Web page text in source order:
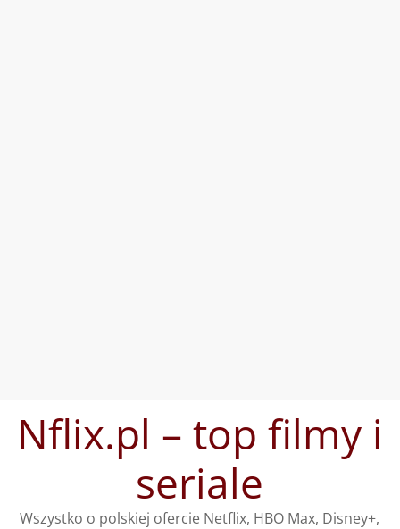
treściNflix.pl – top filmy i
seriale
Wszystko o polskiej ofercie Netflix, HBO Max, Disney+,